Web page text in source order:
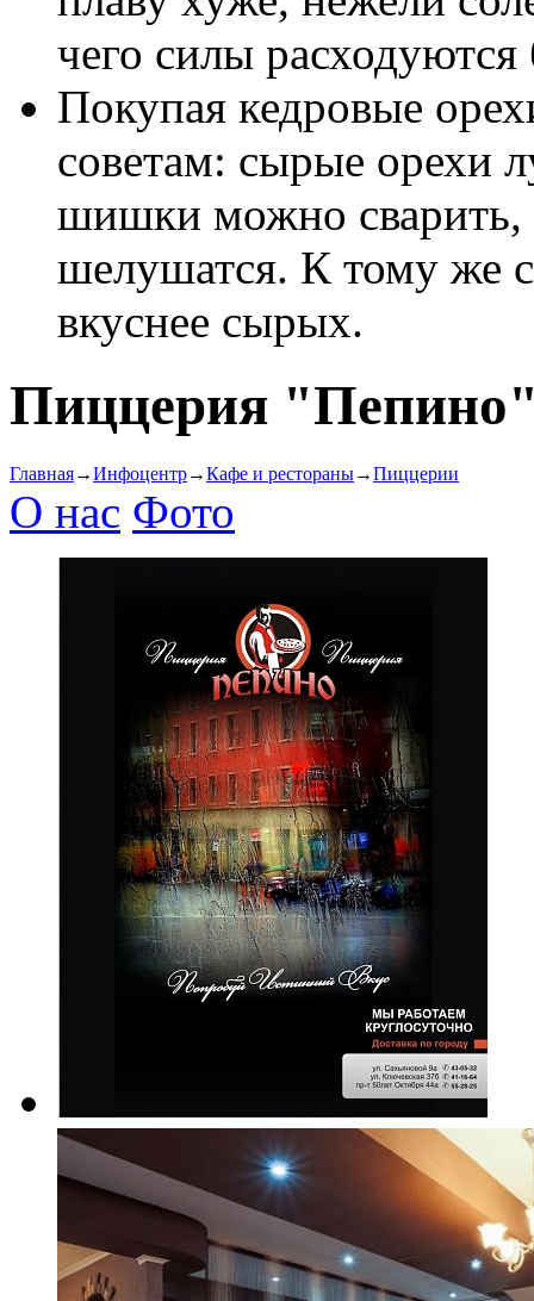
чего силы расходуются
Покупая кедровые
советам: сырые орехи
шишки можно сварить,
шелушатся. К тому же
вкуснее сырых.
Пиццерия
Главная→Инфоцентр→Кафе и рестораны→Пиццерии
О нас Фото